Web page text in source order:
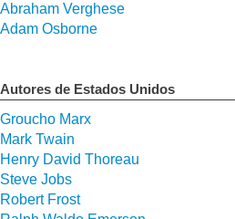
Abraham Verghese
Adam Osborne
Autores de Estados Unidos
Groucho Marx
Mark Twain
Henry David Thoreau
Steve Jobs
Robert Frost